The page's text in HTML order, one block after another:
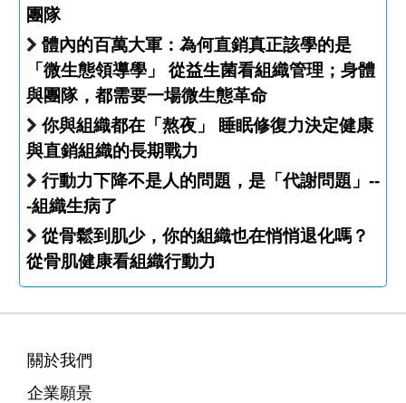
團隊
體內的百萬大軍：為何直銷真正該學的是
「微生態領導學」 從益生菌看組織管理；身體
與團隊，都需要一場微生態革命
你與組織都在「熬夜」 睡眠修復力決定健康
與直銷組織的長期戰力
行動力下降不是人的問題，是「代謝問題」--
-組織生病了
從骨鬆到肌少，你的組織也在悄悄退化嗎？
從骨肌健康看組織行動力
關於我們
企業願景